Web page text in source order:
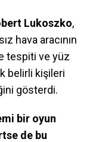
Lukoszko,
hava aracının
tespiti ve yüz
belirli kişileri
gösterdi.
bir oyun
de bu